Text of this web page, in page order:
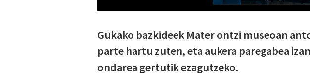
Gukako bazkideek Mater ontzi museoan
parte hartu zuten, eta aukera paregabea
ondarea gertutik ezagutzeko.